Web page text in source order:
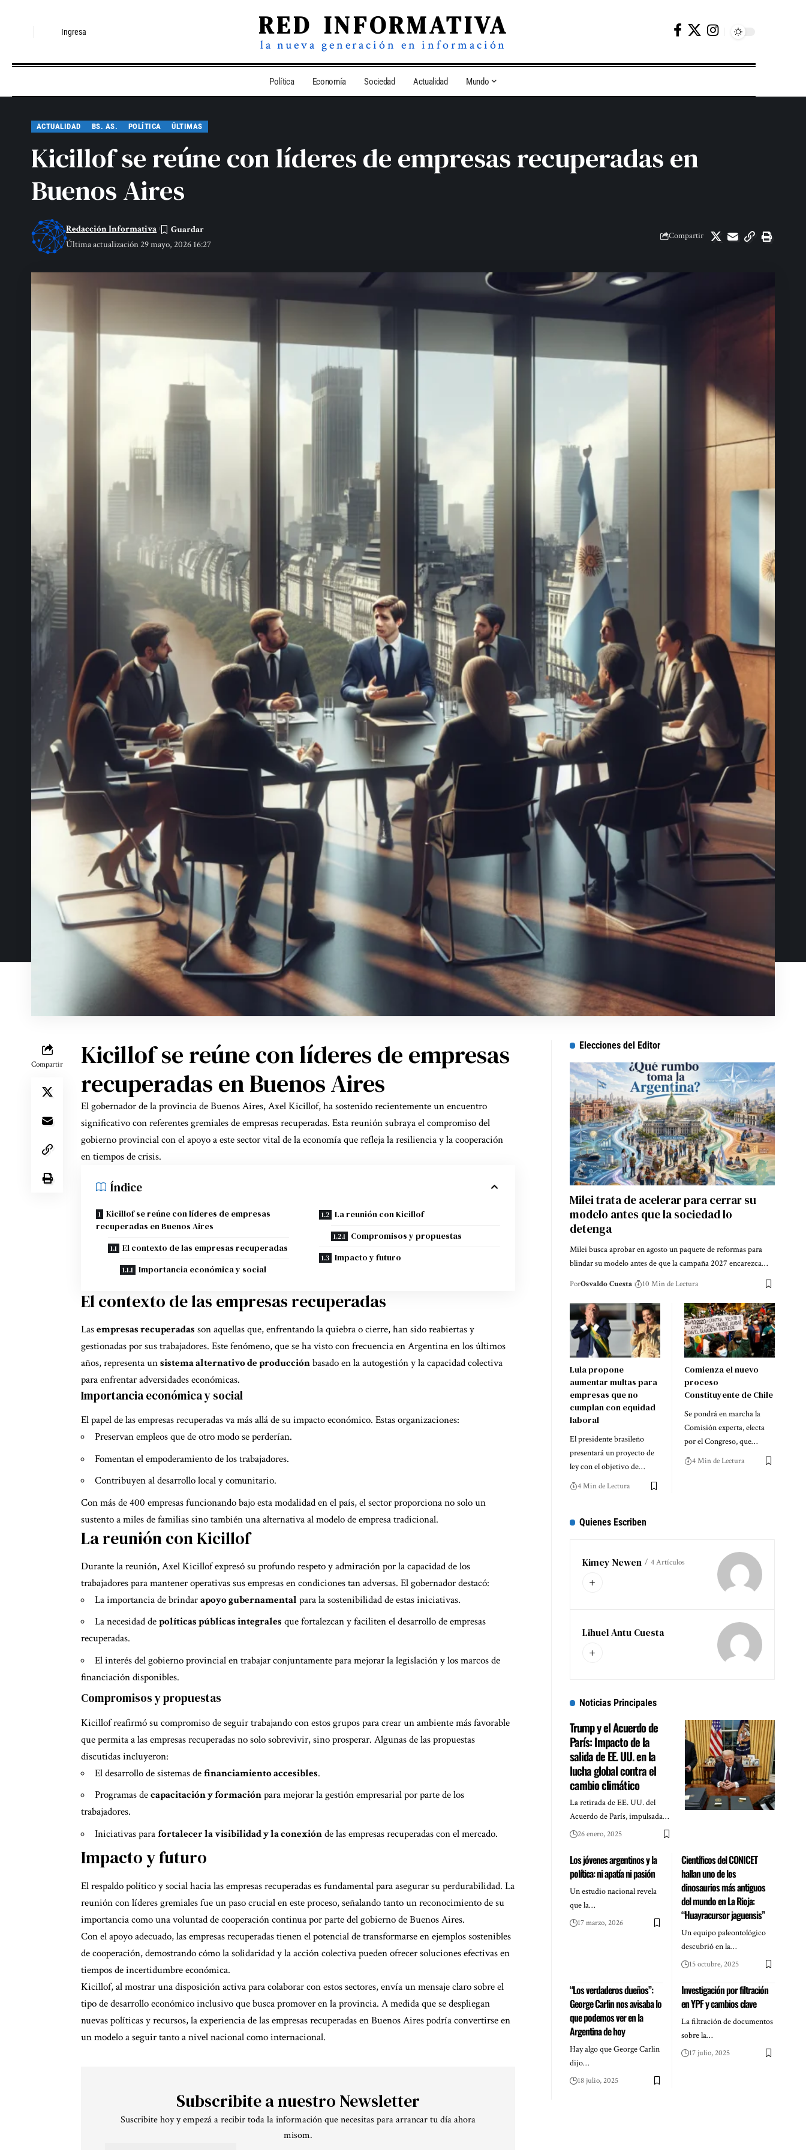
Ingresa RED INFORMATIVA
la nueva generación en información
Política Economía Sociedad Actualidad Mundo
ACTUALIDAD BS. AS. POLÍTICA ÚLTIMAS
Kicillof se reúne con líderes de empresas recuperadas en
Buenos Aires
Última actualización 29 mayo, 2026 16:27
Redacción Informativa
Compartir
Compartir
Kicillof se reúne con líderes de empresas
recuperadas en Buenos Aires
El gobernador de la provincia de Buenos Aires, Axel Kicillof, ha sostenido recientemente un encuentro
significativo con referentes gremiales de empresas recuperadas. Esta reunión subraya el compromiso del
gobierno provincial con el apoyo a este sector vital de la economía que refleja la resiliencia y la cooperación
en tiempos de crisis.
Índice
Kicillof se reúne con líderes de empresas
recuperadas en Buenos Aires
El contexto de las empresas recuperadas
Importancia económica y social
La reunión con Kicillof
Compromisos y propuestas
Impacto y futuro
El contexto de las empresas recuperadas
Lasempresas recuperadas son aquellas que, enfrentando la quiebra o cierre, han sido reabiertas y
gestionadas por sus trabajadores. Este fenómeno, que se ha visto con frecuencia en Argentina en los últimos
años, representa unsistema alternativo de producciónbasado en la autogestión y la capacidad colectiva
para enfrentar adversidades económicas.
Importancia económica y social
El papel de las empresas recuperadas va más allá de su impacto económico. Estas organizaciones:
Preservan empleos que de otro modo se perderían.
Fomentan el empoderamiento de los trabajadores.
Contribuyen al desarrollo local y comunitario.
Con más de 400 empresas funcionando bajo esta modalidad en el país, el sector proporciona no solo un
sustento a miles de familias sino también una alternativa al modelo de empresa tradicional.
La reunión con Kicillof
Durante la reunión, Axel Kicillof expresó su profundo respeto y admiración por la capacidad de los
trabajadores para mantener operativas sus empresas en condiciones tan adversas. El gobernador destacó:
La importancia de brindarapoyo gubernamental para la sostenibilidad de estas iniciativas.
La necesidad depolíticas públicas integrales que fortalezcan y faciliten el desarrollo de empresas
recuperadas.
El interés del gobierno provincial en trabajar conjuntamente para mejorar la legislación y los marcos de
financiación disponibles.
Compromisos y propuestas
Kicillof reafirmó su compromiso de seguir trabajando con estos grupos para crear un ambiente más favorable
que permita a las empresas recuperadas no solo sobrevivir, sino prosperar. Algunas de las propuestas
discutidas incluyeron:
El desarrollo de sistemas definanciamiento accesibles.
Programas decapacitación y formaciónpara mejorar la gestión empresarial por parte de los
trabajadores.
Iniciativas parafortalecer la visibilidad y la conexiónde las empresas recuperadas con el mercado.
Impacto y futuro
El respaldo político y social hacia las empresas recuperadas es fundamental para asegurar su perdurabilidad. La
reunión con líderes gremiales fue un paso crucial en este proceso, señalando tanto un reconocimiento de su
importancia como una voluntad de cooperación continua por parte del gobierno de Buenos Aires.
Con el apoyo adecuado, las empresas recuperadas tienen el potencial de transformarse en ejemplos sostenibles
de cooperación, demostrando cómo la solidaridad y la acción colectiva pueden ofrecer soluciones efectivas en
tiempos de incertidumbre económica.
Kicillof, al mostrar una disposición activa para colaborar con estos sectores, envía un mensaje claro sobre el
tipo de desarrollo económico inclusivo que busca promover en la provincia. A medida que se despliegan
nuevas políticas y recursos, la experiencia de las empresas recuperadas en Buenos Aires podría convertirse en
un modelo a seguir tanto a nivel nacional como internacional.
Subscribite a nuestro Newsletter
Suscribite hoy y empezá a recibir toda la información que necesitas para arrancar tu día ahora
misom.
Elecciones del Editor
Milei trata de acelerar para cerrar su
modelo antes que la sociedad lo
detenga
Milei busca aprobar en agosto un paquete de reformas para
blindar su modelo antes de que la campaña 2027 encarezca…
PorOsvaldo Cuesta 10 Min de Lectura
Lula propone
aumentar multas para
empresas que no
cumplan con equidad
laboral
El presidente brasileño
presentará un proyecto de
ley con el objetivo de…
4 Min de Lectura
Comienza el nuevo
proceso
Constituyente de Chile
Se pondrá en marcha la
Comisión experta, electa
por el Congreso, que…
4 Min de Lectura
Quienes Escriben
Kimey Newen 4 Artículos
Lihuel Antu Cuesta
Noticias Principales
Trump y el Acuerdo de
París: Impacto de la
salida de EE. UU. en la
lucha global contra el
cambio climático
La retirada de EE. UU. del
Acuerdo de París, impulsada…
26 enero, 2025
Los jóvenes argentinos y la
política: ni apatía ni pasión
Un estudio nacional revela
que la…
17 marzo, 2026
Científicos del CONICET
hallan uno de los
dinosaurios más antiguos
del mundo en La Rioja:
“Huayracursor jaguensis”
Un equipo paleontológico
descubrió en la…
15 octubre, 2025
“Los verdaderos dueños”:
George Carlin nos avisaba lo
que podemos ver en la
Argentina de hoy
Hay algo que George Carlin
dijo…
18 julio, 2025
Investigación por filtración
en YPF y cambios clave
La filtración de documentos
sobre la…
17 julio, 2025